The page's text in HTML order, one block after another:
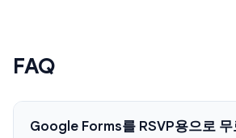
FAQ
Google Forms를 RSVP용으로